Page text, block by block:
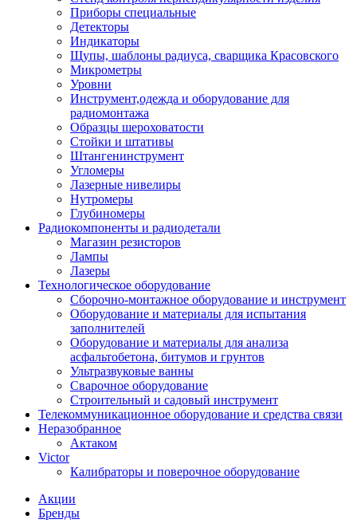
Приборы специальные
Детекторы
Индикаторы
Щупы, шаблоны радиуса, сварщика Красовского
Микрометры
Уровни
Инструмент,одежда и оборудование для
радиомонтажа
Образцы шероховатости
Стойки и штативы
Штангенинструмент
Угломеры
Лазерные нивелиры
Нутромеры
Глубиномеры
Радиокомпоненты и радиодетали
Магазин резисторов
Лампы
Лазеры
Технологическое оборудование
Сборочно-монтажное оборудование и инструмент
Оборудование и материалы для испытания
заполнителей
Оборудование и материалы для анализа
асфальтобетона, битумов и грунтов
Ультразвуковые ванны
Сварочное оборудование
Строительный и садовый инструмент
Телекоммуникационное оборудование и средства связи
Неразобранное
Актаком
Victor
Калибраторы и поверочное оборудование
Акции
Бренды